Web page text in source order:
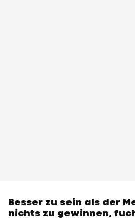
Besser zu sein als der
nichts zu gewinnen,